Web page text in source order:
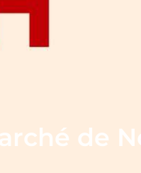
de